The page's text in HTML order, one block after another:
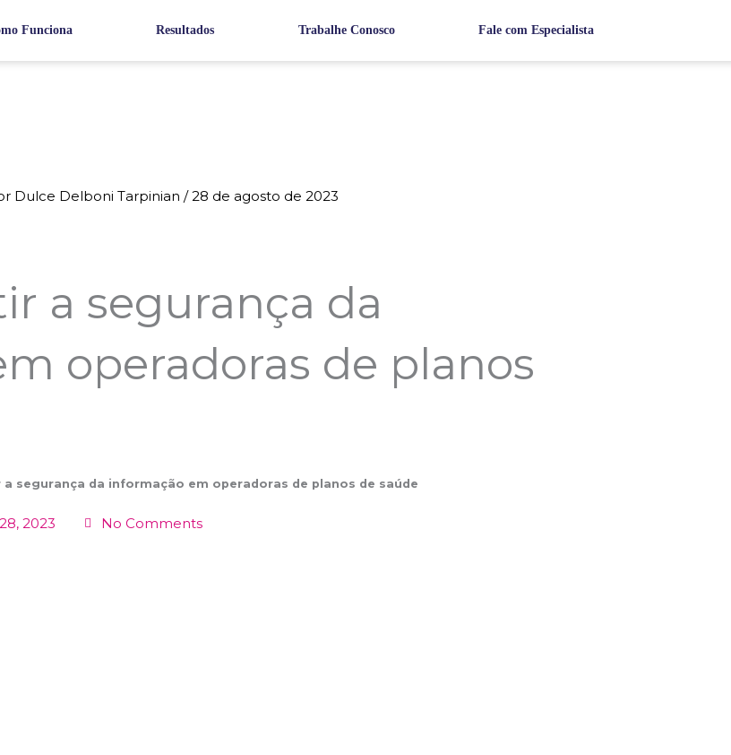
Funciona Resultados Trabalhe Conosco Fale com Especialista
Dulce Delboni Tarpinian/28 de agosto de 2023
a segurança da
operadoras de planos
segurança da informação em operadoras de planos de saúde
2023 No Comments